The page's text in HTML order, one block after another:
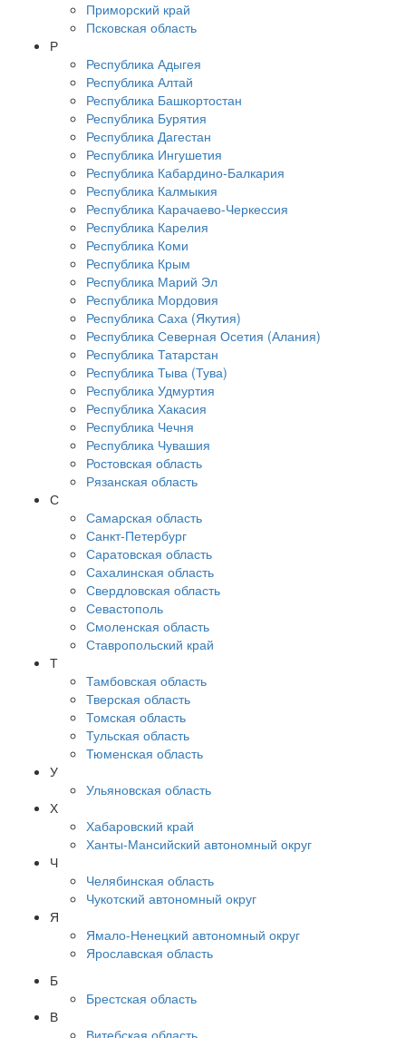
Приморский край
Псковская область
Р
Республика Адыгея
Республика Алтай
Республика Башкортостан
Республика Бурятия
Республика Дагестан
Республика Ингушетия
Республика Кабардино-Балкария
Республика Калмыкия
Республика Карачаево-Черкессия
Республика Карелия
Республика Коми
Республика Крым
Республика Марий Эл
Республика Мордовия
Республика Саха (Якутия)
Республика Северная Осетия (Алания)
Республика Татарстан
Республика Тыва (Тува)
Республика Удмуртия
Республика Хакасия
Республика Чечня
Республика Чувашия
Ростовская область
Рязанская область
С
Самарская область
Санкт-Петербург
Саратовская область
Сахалинская область
Свердловская область
Севастополь
Смоленская область
Ставропольский край
Т
Тамбовская область
Тверская область
Томская область
Тульская область
Тюменская область
У
Ульяновская область
Х
Хабаровский край
Ханты-Мансийский автономный округ
Ч
Челябинская область
Чукотский автономный округ
Я
Ямало-Ненецкий автономный округ
Ярославская область
Б
Брестская область
В
Витебская область